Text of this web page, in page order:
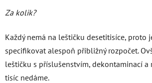
Za kolik?
Každý nemá na leštičku desetitisíce, proto
specifikovat alespoň přibližný rozpočet.
leštičku s příslušenstvím, dekontaminací a
tisíc nedáme.